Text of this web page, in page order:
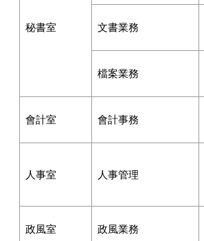
秘書室 文書業務
檔案業務
會計室 會計事務
人事室 人事管理
政風室 政風業務